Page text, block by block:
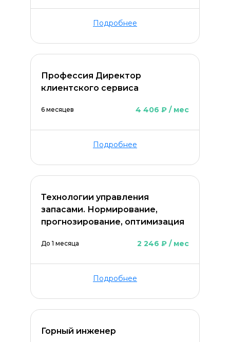
Подробнее
Профессия Директор
клиентского сервиса
6 месяцев 4 406 ₽ / мес
Подробнее
Технологии управления
запасами. Нормирование,
прогнозирование, оптимизация
До 1 месяца 2 246 ₽ / мес
Подробнее
Горный инженер